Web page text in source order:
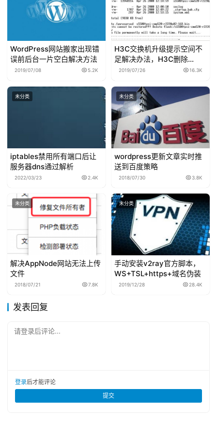
WordPress网站搬家出现错
误前后台一片空白解决方法
2019/07/08 5.2K
H3C交换机升级提示空间不
足解决办法，H3C删除
FLASH内系统文件教程
2019/07/26 16.3K
未分类
iptables禁用所有端口后让
服务器dns通过解析
2022/03/23 2.4K
未分类
wordpress更新文章实时推
送到百度策略
2018/07/30 3.8K
未分类
解决AppNode网站无法上传
文件
2018/07/21 7.8K
未分类
手动安装v2ray官方脚本，
WS+TSL+https+域名伪装
2019/12/28 28.4K
发表回复
请登录后评论...
登录后才能评论
提交